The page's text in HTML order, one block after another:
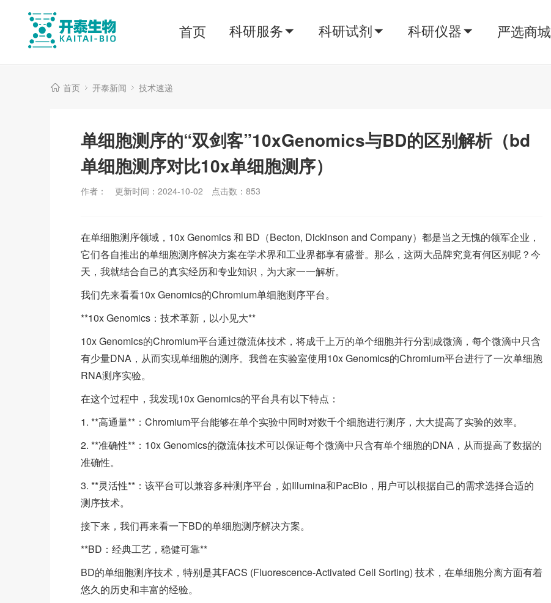
首页 科研服务 科研试剂 科研仪器 严选商城
首页 开泰新闻 技术速递
单细胞测序的“双剑客”10xGenomics与BD的区别解析（bd
单细胞测序对比10x单细胞测序）
作者： 更新时间：2024-10-02 点击数： 853
在单细胞测序领域，10x Genomics 和 BD（Becton, Dickinson and Company）都是当之无愧的领军企业，
它们各自推出的单细胞测序解决方案在学术界和工业界都享有盛誉。那么，这两大品牌究竟有何区别呢？今
天，我就结合自己的真实经历和专业知识，为大家一一解析。
我们先来看看10x Genomics的Chromium单细胞测序平台。
**10x Genomics：技术革新，以小见大**
10x Genomics的Chromium平台通过微流体技术，将成千上万的单个细胞并行分割成微滴，每个微滴中只含
有少量DNA，从而实现单细胞的测序。我曾在实验室使用10x Genomics的Chromium平台进行了一次单细胞
RNA测序实验。
在这个过程中，我发现10x Genomics的平台具有以下特点：
1. **高通量**：Chromium平台能够在单个实验中同时对数千个细胞进行测序，大大提高了实验的效率。
2. **准确性**：10x Genomics的微流体技术可以保证每个微滴中只含有单个细胞的DNA，从而提高了数据的
准确性。
3. **灵活性**：该平台可以兼容多种测序平台，如Illumina和PacBio，用户可以根据自己的需求选择合适的
测序技术。
接下来，我们再来看一下BD的单细胞测序解决方案。
**BD：经典工艺，稳健可靠**
BD的单细胞测序技术，特别是其FACS (Fluorescence-Activated Cell Sorting) 技术，在单细胞分离方面有着
悠久的历史和丰富的经验。